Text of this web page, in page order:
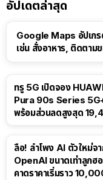
อัปเดตล่าสุด
Google Maps อัปเก
เช่น สั่งอาหาร, ติดตาม
ทรู 5G เปิดจอง
Pura 90s Series
พร้อมส่วนลดสูงสุด
ลือ! ลำโพง AI ตัวใหม่จ
OpenAI ขนาดเท่าลูกฮ
คาดราคาเริ่มราว